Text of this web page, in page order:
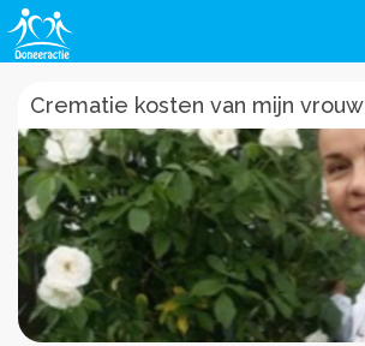
Crematie kosten van mijn vrouw